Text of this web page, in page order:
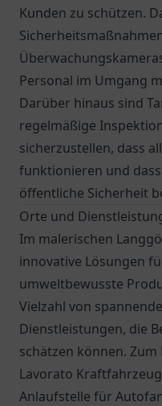
Kunden zu schützen.
Personal im Umgang
Darüber hinaus sind
regelmäßige
sicherzustellen, dass
funktionieren und
öffentliche Sicherheit
Orte und
Im malerischen
innovative Lösungen
umweltbewusste
Vielzahl von
Dienstleistungen, die
schätzen können.
Lavorato
Anlaufstelle für